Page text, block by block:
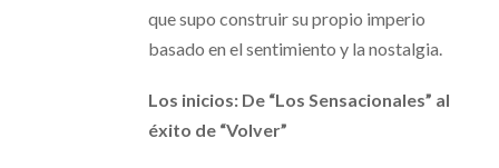
que supo construir su propio imperio
basado en el sentimiento y la nostalgia.
Los inicios: De “Los Sensacionales” al
éxito de “Volver”